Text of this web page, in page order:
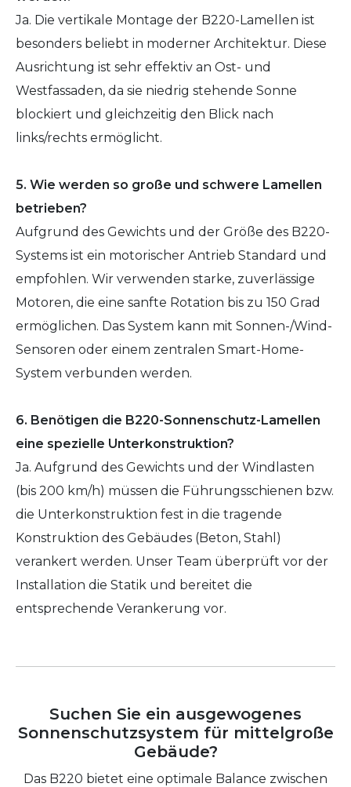
Ja. Die vertikale Montage der B220-Lamellen ist
besonders beliebt in moderner Architektur. Diese
Ausrichtung ist sehr effektiv an Ost- und
Westfassaden, da sie niedrig stehende Sonne
blockiert und gleichzeitig den Blick nach
links/rechts ermöglicht.
5. Wie werden so große und schwere Lamellen
betrieben?
Aufgrund des Gewichts und der Größe des B220-
Systems ist ein motorischer Antrieb Standard und
empfohlen. Wir verwenden starke, zuverlässige
Motoren, die eine sanfte Rotation bis zu 150 Grad
ermöglichen. Das System kann mit Sonnen-/Wind-
Sensoren oder einem zentralen Smart-Home-
System verbunden werden.
6. Benötigen die B220-Sonnenschutz-Lamellen
eine spezielle Unterkonstruktion?
Ja. Aufgrund des Gewichts und der Windlasten
(bis 200 km/h) müssen die Führungsschienen bzw.
die Unterkonstruktion fest in die tragende
Konstruktion des Gebäudes (Beton, Stahl)
verankert werden. Unser Team überprüft vor der
Installation die Statik und bereitet die
entsprechende Verankerung vor.
Suchen Sie ein ausgewogenes
Sonnenschutzsystem für mittelgroße
Gebäude?
Das B220 bietet eine optimale Balance zwischen